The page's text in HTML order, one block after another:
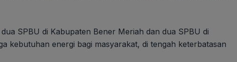
SPBU di Kabupaten Bener Meriah dan dua SPBU di
kebutuhan energi bagi masyarakat, di tengah keterbatasan